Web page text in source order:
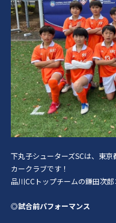
下丸子シューターズSCは、東
カークラブです！
品川CCトップチームの鎌田次
◎試合前パフォーマンス